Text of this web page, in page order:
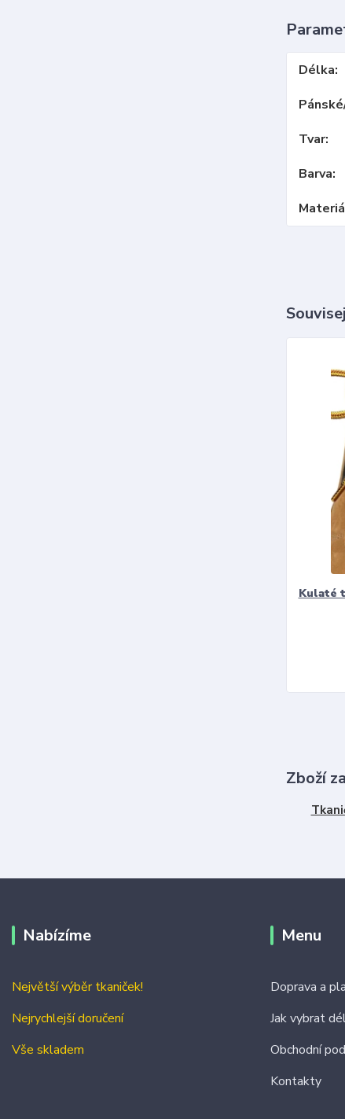
Délka
Tvar
Barva
Kulaté
Zboží
Nabízíme
Největší výběr tkaniček!
Nejrychlejší doručení
Vše skladem
Menu
Doprava a
Jak vybrat
Obchodní
Kontakty